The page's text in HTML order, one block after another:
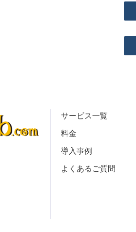
サービス一覧
料金
導入事例
よくあるご質問